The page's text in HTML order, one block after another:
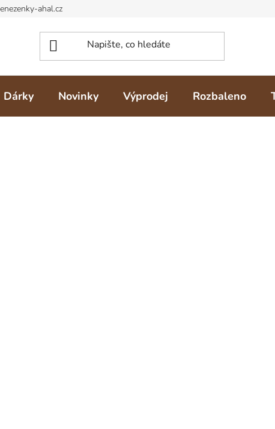
Dárky Novinky Výprodej Rozbaleno